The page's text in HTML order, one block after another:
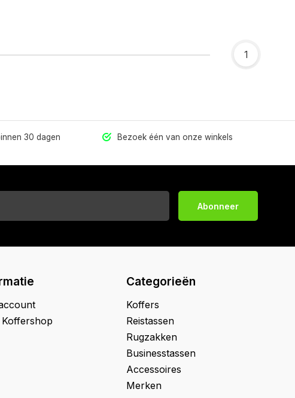
1
30 dagen Bezoek één van onze winkels
Abonneer
Categorieën
Koffers
Reistassen
Rugzakken
Businesstassen
Accessoires
Merken